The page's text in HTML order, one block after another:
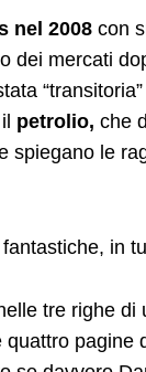
nel 2008 con
dei mercati
petrolio, che
spiegano le
in
tre righe di
pagine